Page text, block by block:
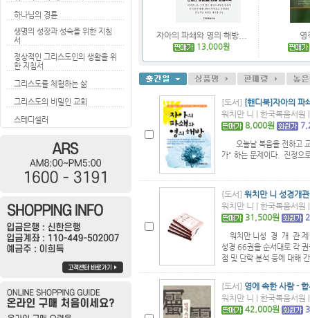
하나님의 경륜
생명의 성장과 성숙을 위한 지침
서
정상적인 그리스도인의 생활을 위
한 지침서
그리스도를 체험하는 삶
그리스도의 비밀인 교회
스테디셀러
자아의 파쇄와 영의 해방...
13,000원
영
[도서] [핸디북]자아의 파
워치만 니 | 한국복음서
8,000원
오늘날 복음을 전하고 교
가" 하는 문제이다. 진정으
[도서] 워치만 니 성경개
워치만 니 | 한국복음서
31,500원
워치만 니성 경 개 관 제
성경 66권을 순서대로 각
점 및 단락 분석 등에 대해
[도서] 영에 속한 사람 -
워치만 니 | 한국복음서
42,000원